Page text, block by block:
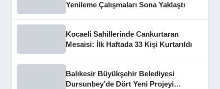
Yenileme Çalışmaları Sona Yaklaştı
Kocaeli Sahillerinde Cankurtaran
Mesaisi: İlk Haftada 33 Kişi Kurtarıldı
Balıkesir Büyükşehir Belediyesi
Dursunbey’de Dört Yeni Projeyi